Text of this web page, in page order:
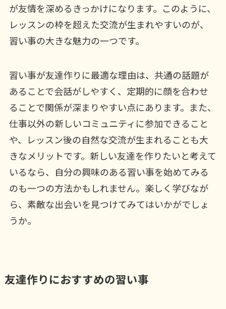
が友情を深めるきっかけになります。このように、
レッスンの枠を超えた交流が生まれやすいのが、
習い事の大きな魅力の一つです。
習い事が友達作りに最適な理由は、共通の話題が
あることで会話がしやすく、定期的に顔を合わせ
ることで関係が深まりやすい点にあります。また、
仕事以外の新しいコミュニティに参加できること
や、レッスン後の自然な交流が生まれることも大
きなメリットです。新しい友達を作りたいと考えて
いるなら、自分の興味のある習い事を始めてみる
のも一つの方法かもしれません。楽しく学びなが
ら、素敵な出会いを見つけてみてはいかがでしょ
うか。
友達作りにおすすめの習い事